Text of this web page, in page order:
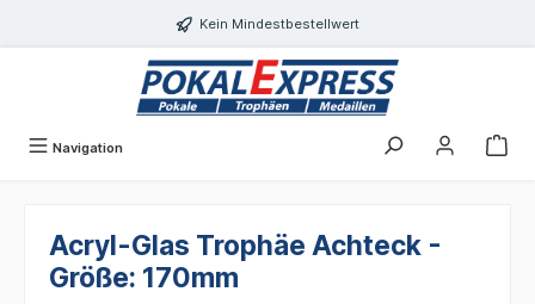
Kein Mindestbestellwert
Navigation
Acryl-Glas Trophäe Achteck -
Größe: 170mm